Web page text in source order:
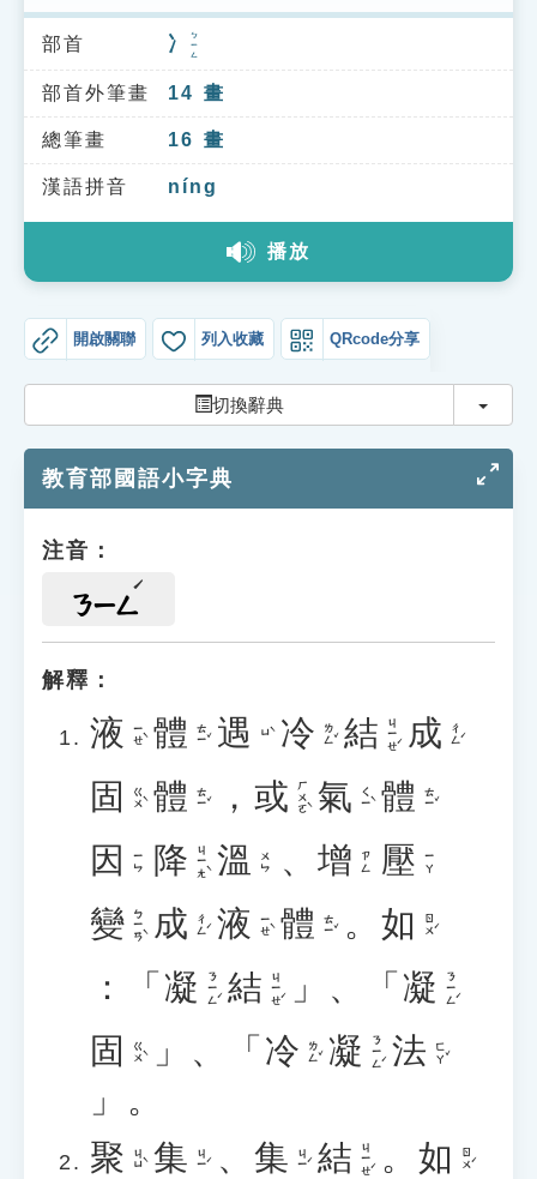
索引選單
知識索引
單字索引
生命大百科索引
教學應用
部首 冫 ㄅㄧㄥ
部首外筆畫 14 畫
總筆畫 16 畫
漢語拼音 níng
播放
開啟關聯 列入收藏 QRcode分享
切換辭典 切換
教育部國語小字典
注音：
ㄋㄧㄥ
解釋：
液 ㄧㄝˋ 體 ㄊㄧˇ 遇 ㄩˋ 冷 ㄌㄥˇ 結 ㄐㄧㄝˊ 成 ㄔㄥˊ
固 ㄍㄨˋ 體 ㄊㄧˇ ， 或 ㄏㄨㄛˋ 氣 ㄑㄧˋ 體 ㄊㄧˇ
因 ㄧㄣ 降 ㄐㄧㄤˋ 溫 ㄨㄣ 、 增 ㄗㄥ 壓 ㄧㄚ
變 ㄅㄧㄢˋ 成 ㄔㄥˊ 液 ㄧㄝˋ 體 ㄊㄧˇ 。 如 ㄖㄨˊ
：「 凝 ㄋㄧㄥˊ 結 ㄐㄧㄝˊ 」、「 凝 ㄋㄧㄥˊ
固 ㄍㄨˋ 」、「 冷 ㄌㄥˇ 凝 ㄋㄧㄥˊ 法 ㄈㄚˇ
」。
聚 ㄐㄩˋ 集 ㄐㄧˊ 、 集 ㄐㄧˊ 結 ㄐㄧㄝˊ 。 如 ㄖㄨˊ